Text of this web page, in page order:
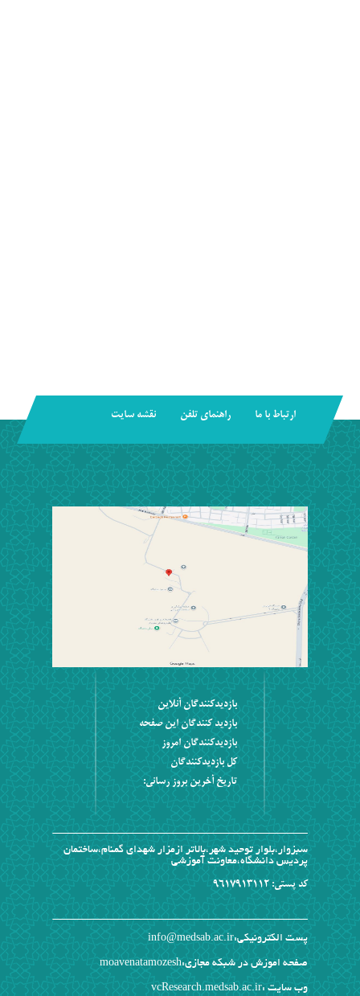
ارتباط با ما راهنمای تلفن نقشه سایت
بازديدکنندگان آنلاين
بازديد کنندگان اين صفحه
بازديدکنندگان امروز
کل بازديدکنندگان
تاریخ آخرین بروز رسانی:
سبزوار،بلوار توحید شهر،بالاتر ازمزار شهدای گمنام،ساختمان
پردیس دانشگاه،معاونت آموزشی
کد پستی: 9617913112
پست الکترونیکی:info@medsab.ac.ir
صفحه اموزش در شبکه مجازی:moavenatamozesh
وب سایت :vcResearch.medsab.ac.ir